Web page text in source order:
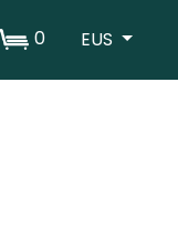
0 EUS